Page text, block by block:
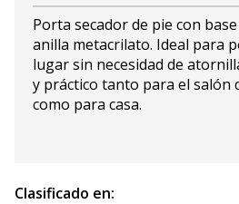
Porta secador de pie con
anilla metacrilato. Ideal para
lugar sin necesidad de
y práctico tanto para el salón
como para casa.
Clasificado en: